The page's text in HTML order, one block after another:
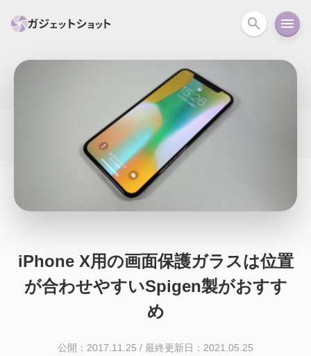
PC関連 カメラ
スマートホーム アクションカメラ
iPad Mac
オーディオ
iPhone X用の画面保護ガラスは位置
が合わせやすいSpigen製がおすす
め
公開：2017.11.25 / 最終更新日：2021.05.25